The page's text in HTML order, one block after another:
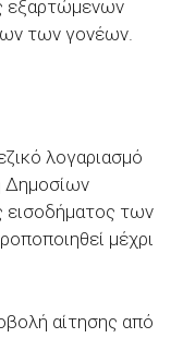
εξαρτώμενων
των γονέων.
λογαριασμό
Δημοσίων
εισοδήματος των
μέχρι
αίτησης από